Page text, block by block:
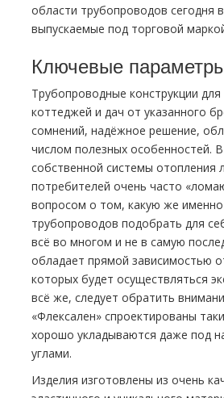
области трубопроводов сегодня
выпускаемые под торговой
Ключевые
Трубопроводные конструкции
коттеджей и дач от указанного
сомнений, надёжное решение,
числом полезных особенностей.
собственной системы отопления
потребителей очень часто
вопросом о том, какую же именно
трубопроводов подобрать для
всё во многом и не в самую
обладает прямой зависимостью
которых будет осуществляться
всё же, следует обратить
«Флексален» спроектированы
хорошо укладываются даже под
углами.
Изделия изготовлены из очень